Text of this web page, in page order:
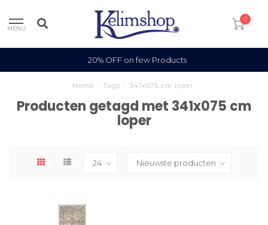
MENU
0
20% OFF on few Products
Home Tags 341x075 cm loper
Producten getagd met 341x075 cm
loper